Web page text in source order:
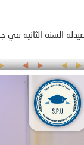
السنة الثانية في